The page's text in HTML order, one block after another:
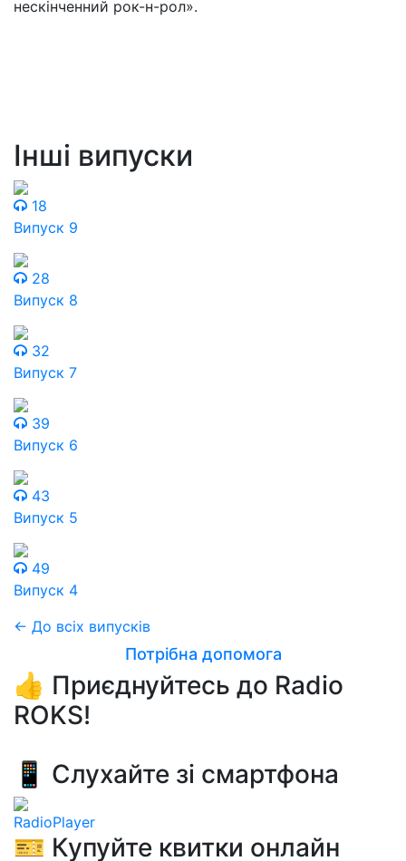
нескінченний рок-н-рол».
Інші випуски
18
Випуск 9
28
Випуск 8
32
Випуск 7
39
Випуск 6
43
Випуск 5
49
Випуск 4
← До всіх випусків
Потрібна допомога
👍 Приєднуйтесь до Radio
ROKS!
📱 Слухайте зі смартфона
RadioPlayer
🎫 Купуйте квитки онлайн